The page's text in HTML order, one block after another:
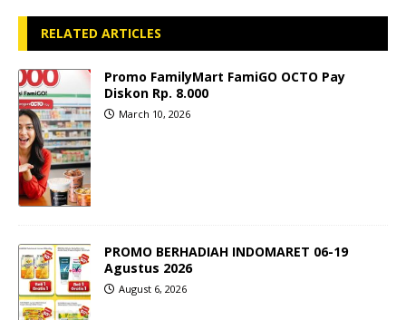
RELATED ARTICLES
Promo FamilyMart FamiGO OCTO Pay
Diskon Rp. 8.000
March 10, 2026
PROMO BERHADIAH INDOMARET 06-19
Agustus 2026
August 6, 2026